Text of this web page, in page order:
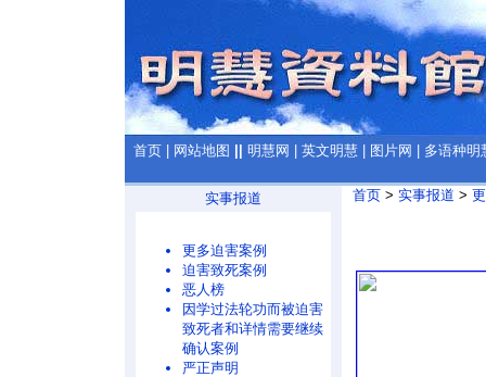
首页 网站地图 明慧网 英文明慧 图片网 多语种明
实事报道
更多迫害案例
迫害致死案例
恶人榜
因学过法轮功而被迫害
致死者和详情需要继续
确认案例
严正声明
首页 > 实事报道 >